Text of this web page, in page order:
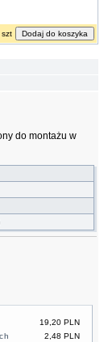
do montażu w
19,20 PLN
2,48 PLN
szt